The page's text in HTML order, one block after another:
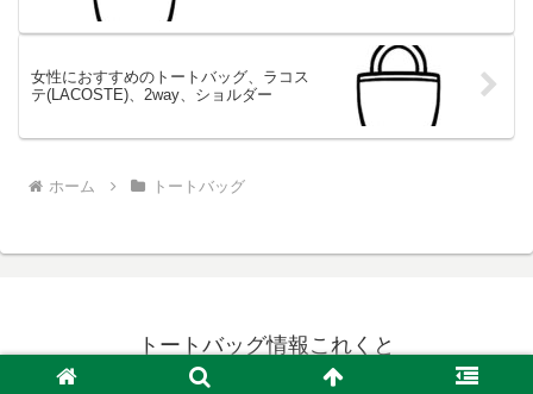
女性におすすめのトートバッグ、ラコス
テ(LACOSTE)、2way、ショルダー
ホーム トートバッグ
トートバッグ情報これくと
© 2024 トートバッグ情報これくと.